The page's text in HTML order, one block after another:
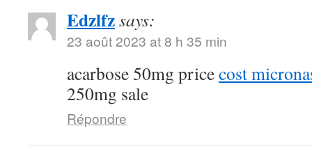
Edzlfzsays:
23 août 2023 at 8 h 35 min
acarbose 50mg pricecost
250mg sale
Répondre